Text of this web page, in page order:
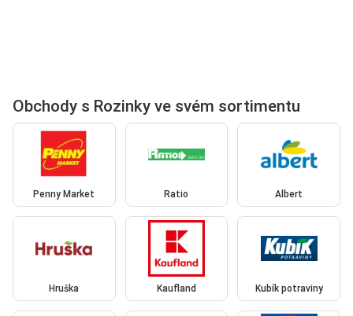
Obchody s Rozinky ve svém sortimentu
Penny Market Ratio Albert
Hruška Kaufland Kubík potraviny